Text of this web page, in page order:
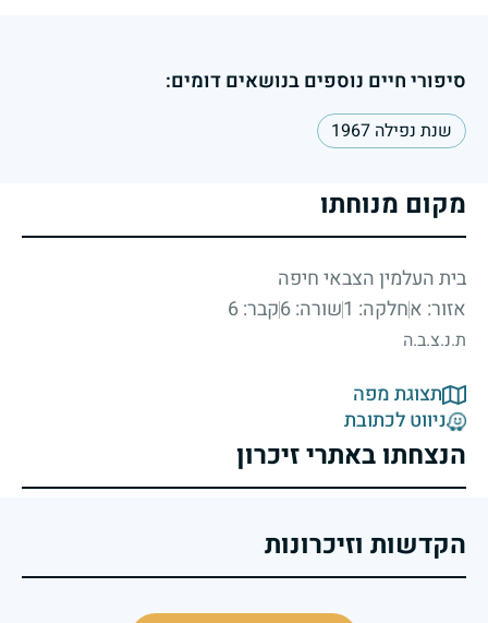
סיפורי חיים נוספים בנושאים דומים:
שנת נפילה 1967
מקום מנוחתו
בית העלמין הצבאי חיפה
אזור: אחלקה: 1 שורה: 6 קבר: 6
ת.נ.צ.ב.ה
תצוגת מפה
ניווט לכתובת
הנצחתו באתרי זיכרון
הקדשות וזיכרונות